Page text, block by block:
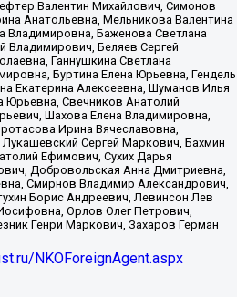
Валентин Михайлович, Симонов
Анатольевна, Мельникова Валентина
Владимировна, Баженова Светлана
Владимирович, Беляев Сергей
Ганнушкина Светлана
Буртина Елена Юрьевна, Гендель
Екатерина Алексеевна, Шуманов Илья
Юрьевна, Свечников Анатолий
Шахова Елена Владимировна,
Ирина Вячеславовна,
Сергей Маркович, Бахмин
Ефимович, Сухих Дарья
Добровольская Анна Дмитриевна,
Смирнов Владимир Александрович,
Борис Андреевич, Левинсон Лев
Орлов Олег Петрович,
Генри Маркович, Захаров Герман
NKOForeignAgent.aspx